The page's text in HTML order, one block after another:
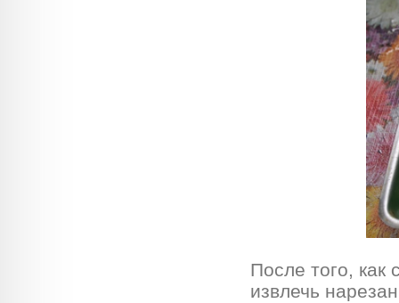
После того, как
извлечь